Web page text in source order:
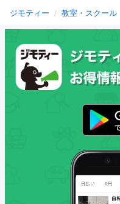
ジモティー 教室・スクール